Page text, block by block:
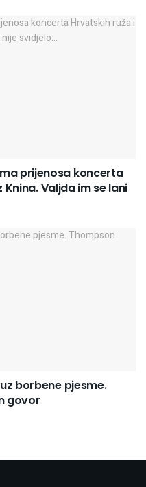
prijenosa koncerta
Knina. Valjda im se lani
uz borbene pjesme.
govor